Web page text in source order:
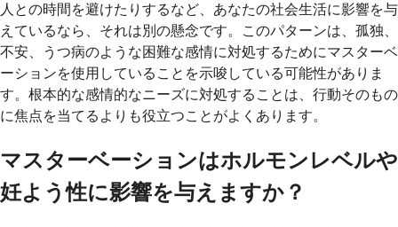
人との時間を避けたりするなど、あなたの社会生活に影響を与
えているなら、それは別の懸念です。このパターンは、孤独、
不安、うつ病のような困難な感情に対処するためにマスターベ
ーションを使用していることを示唆している可能性がありま
す。根本的な感情的なニーズに対処することは、行動そのもの
に焦点を当てるよりも役立つことがよくあります。
マスターベーションはホルモンレベルや
妊よう性に影響を与えますか？